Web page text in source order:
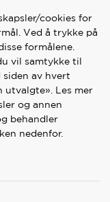
cookies for
Ved å trykke på
formålene.
vil samtykke til
siden av hvert
utvalgte». Les mer
og annen
behandler
nedenfor.